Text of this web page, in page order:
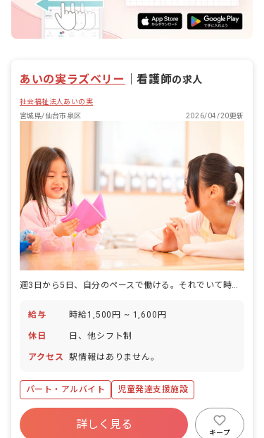
あいの実ラズベリー ｜看護師の求人
社会福祉法人あいの実
宮城県/仙台市泉区
2026/04/20更新
週3日から5日、自分のペースで働ける。それでいて時給1,500円。
給与 時給1,500円 ~ 1,600円
休日 日、他シフト制
アクセス 駅情報はありません。
パート・アルバイト 児童発達支援施設
詳しく見る
キープ